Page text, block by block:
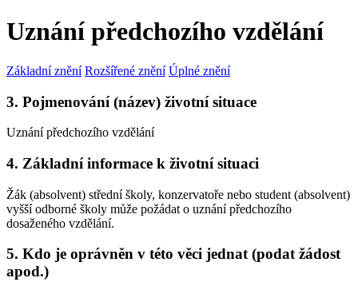
Uznání předchozího vzdělání
Základní znění Rozšířené znění Úplné znění
3. Pojmenování (název) životní situace
Uznání předchozího vzdělání
4. Základní informace k životní situaci
Žák (absolvent) střední školy, konzervatoře nebo student (absolvent)
vyšší odborné školy může požádat o uznání předchozího
dosaženého vzdělání.
5. Kdo je oprávněn v této věci jednat (podat žádost
apod.)